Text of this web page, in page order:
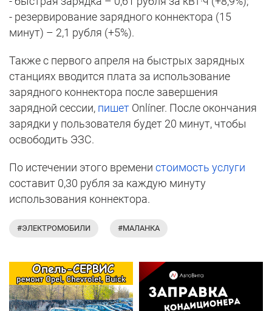
- резервирование зарядного коннектора (15
минут) – 2,1 рубля (+5%).
Также с первого апреля на быстрых зарядных
станциях вводится плата за использование
зарядного коннектора после завершения
зарядной сессии, пишет Onlíner. После окончания
зарядки у пользователя будет 20 минут, чтобы
освободить ЭЗС.
По истечении этого времени стоимость услуги
составит 0,30 рубля за каждую минуту
использования коннектора.
#ЭЛЕКТРОМОБИЛИ #МАЛАНКА